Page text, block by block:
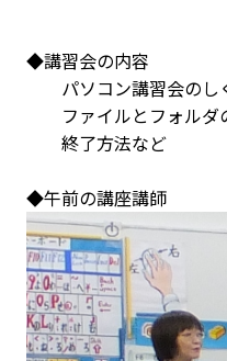
◆講習会の内容
パソコン講習会のし
ファイルとフォルダ
終了方法など
◆午前の講座講師